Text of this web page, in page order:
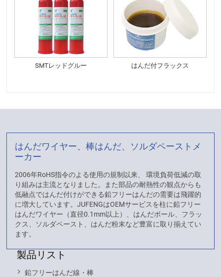
SMTレッドグルー はんだ付フラックス
はんだワイヤー、棒はんだ、ソルダペーストメ
ーカー
2006年RoHS指令のよる使用の規制以来、 環境負荷低減の取
り組みは主流となりました。また部品の耐熱性の観点からも
低融点ではんだ付けができる鉛フリーはんだの需要は飛躍的
に増大しています。JUFENGはOEMサービスを柱に鉛フリー
はんだワイヤー（直径0.1mm以上）、はんだボール、フラッ
クス、ソルダペースト、はんだ粉末など豊富に取り揃えてい
ます。
製品リスト
鉛フリーはんだ線・棒